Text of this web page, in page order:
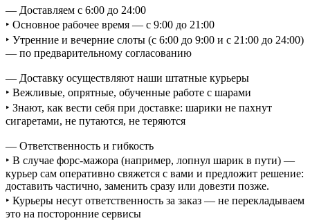
— Доставляем с 6:00 до 24:00
‣ Основное рабочее время — с 9:00 до 21:00
‣ Утренние и вечерние слоты (с 6:00 до 9:00 и с 21:00 до 24:00)
— по предварительному согласованию
— Доставку осуществляют наши штатные курьеры
‣ Вежливые, опрятные, обученные работе с шарами
‣ Знают, как вести себя при доставке: шарики не пахнут
сигаретами, не путаются, не теряются
— Ответственность и гибкость
‣ В случае форс-мажора (например, лопнул шарик в пути) —
курьер сам оперативно свяжется с вами и предложит решение:
доставить частично, заменить сразу или довезти позже.
‣ Курьеры несут ответственность за заказ — не перекладываем
это на посторонние сервисы